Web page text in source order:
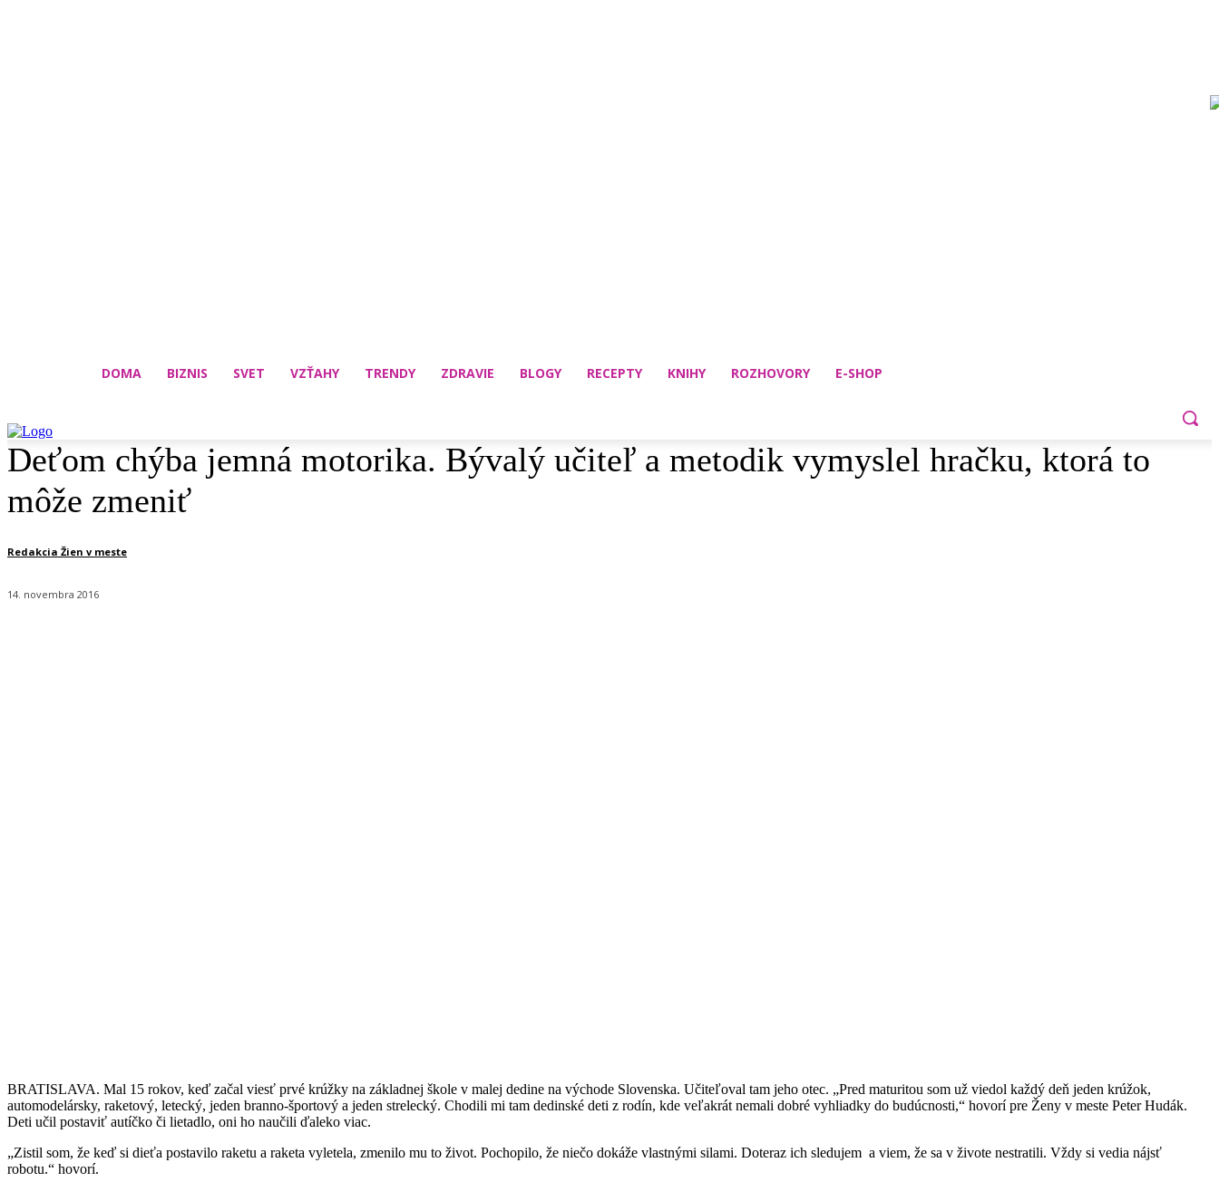
DOMA BIZNIS SVET VZŤAHY TRENDY ZDRAVIE BLOGY RECEPTY KNIHY ROZHOVORY E-SHOP
Deťom chýba jemná motorika. Bývalý učiteľ a metodik vymyslel hračku, ktorá to
môže zmeniť
Redakcia Žien v meste
14. novembra 2016
BRATISLAVA. Mal 15 rokov, keď začal viesť prvé krúžky na základnej škole v malej dedine na východe Slovenska. Učiteľoval tam jeho otec. „Pred maturitou som už viedol každý deň jeden krúžok,
automodelársky, raketový, letecký, jeden branno-športový a jeden strelecký. Chodili mi tam dedinské deti z rodín, kde veľakrát nemali dobré vyhliadky do budúcnosti,“ hovorí pre Ženy v meste Peter Hudák.
Deti učil postaviť autíčko či lietadlo, oni ho naučili ďaleko viac.
„Zistil som, že keď si dieťa postavilo raketu a raketa vyletela, zmenilo mu to život. Pochopilo, že niečo dokáže vlastnými silami. Doteraz ich sledujem a viem, že sa v živote nestratili. Vždy si vedia nájsť
robotu.“ hovorí.